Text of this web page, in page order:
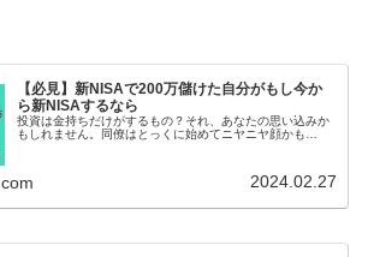
【必見】新NISAで200万儲けた自分がもし今か
ら新NISAするなら
投資は金持ちだけがするもの？それ、あなたの思い込みか
もしれません。同僚はとっくに始めてニヤニヤ顔かも…
2024.02.27